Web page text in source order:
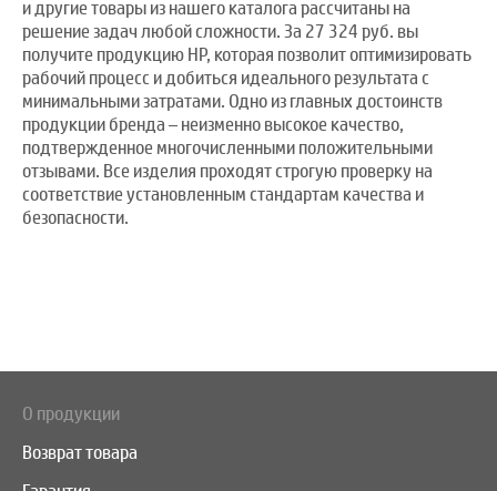
и другие товары из нашего каталога рассчитаны на
решение задач любой сложности. За 27 324 руб. вы
получите продукцию HP, которая позволит оптимизировать
рабочий процесс и добиться идеального результата с
минимальными затратами. Одно из главных достоинств
продукции бренда – неизменно высокое качество,
подтвержденное многочисленными положительными
отзывами. Все изделия проходят строгую проверку на
соответствие установленным стандартам качества и
безопасности.
О продукции
Возврат товара